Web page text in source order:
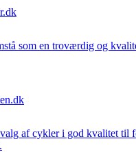
som en troværdig og
af cykler i god kvalitet til